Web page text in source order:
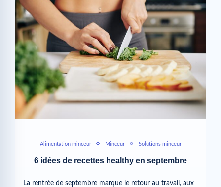
Alimentation minceur Minceur Solutions minceur
6 idées de recettes healthy en septembre
La rentrée de septembre marque le retour au travail, aux